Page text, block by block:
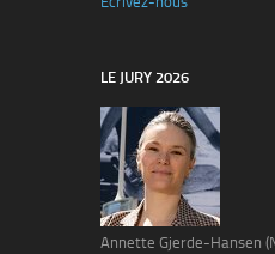
LE JURY 2026
Annette Gjerde-Hansen